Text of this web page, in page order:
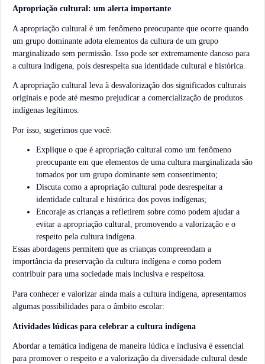
Apropriação cultural: um alerta importante
A apropriação cultural é um fenômeno preocupante que ocorre quando
um grupo dominante adota elementos da cultura de um grupo
marginalizado sem permissão. Isso pode ser extremamente danoso para
a cultura indígena, pois desrespeita sua identidade cultural e histórica.
A apropriação cultural leva à desvalorização dos significados culturais
originais e pode até mesmo prejudicar a comercialização de produtos
indígenas legítimos.
Por isso, sugerimos que você:
Explique o que é apropriação cultural como um fenômeno
preocupante em que elementos de uma cultura marginalizada são
tomados por um grupo dominante sem consentimento;
Discuta como a apropriação cultural pode desrespeitar a
identidade cultural e histórica dos povos indígenas;
Encoraje as crianças a refletirem sobre como podem ajudar a
evitar a apropriação cultural, promovendo a valorização e o
respeito pela cultura indígena.
Essas abordagens permitem que as crianças compreendam a
importância da preservação da cultura indígena e como podem
contribuir para uma sociedade mais inclusiva e respeitosa.
Para conhecer e valorizar ainda mais a cultura indígena, apresentamos
algumas possibilidades para o âmbito escolar:
Atividades lúdicas para celebrar a cultura indígena
Abordar a temática indígena de maneira lúdica e inclusiva é essencial
para promover o respeito e a valorização da diversidade cultural desde